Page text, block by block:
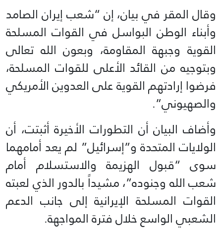
وقال المقر في بيان، إن “شعب إيران الصامد
وأبناء الوطن البواسل في القوات المسلحة
القوية وجبهة المقاومة، وبعون الله تعالى
وبتوجيه من القائد الأعلى للقوات المسلحة،
فرضوا إرادتهم القوية على العدوين الأمريكي
والصهيوني”.
وأضاف البيان أن التطورات الأخيرة أثبتت، أن
الولايات المتحدة و”إسرائيل” لم يعد أمامهما
سوى “قبول الهزيمة والاستسلام أمام
شعب الله وجنوده”، مشيداً بالدور الذي لعبته
القوات المسلحة الإيرانية إلى جانب الدعم
الشعبي الواسع خلال فترة المواجهة.